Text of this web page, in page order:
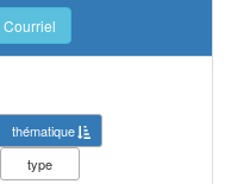
Courriel
thématique
type